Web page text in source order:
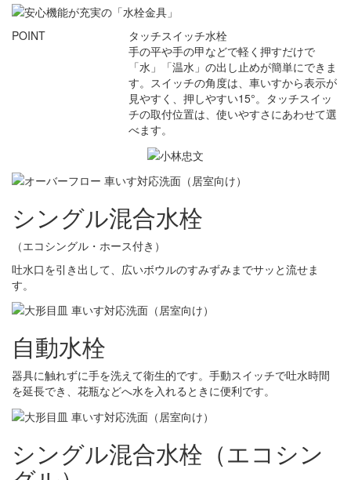
POINT
タッチスイッチ水栓
手の平や手の甲などで軽く押すだけで
「水」「温水」の出し止めが簡単にできま
す。スイッチの角度は、車いすから表示が
見やすく、押しやすい15°。タッチスイッ
チの取付位置は、使いやすさにあわせて選
べます。
シングル混合水栓
（エコシングル・ホース付き）
吐水口を引き出して、広いボウルのすみずみまでサッと流せま
す。
自動水栓
器具に触れずに手を洗えて衛生的です。手動スイッチで吐水時間
を延長でき、花瓶などへ水を入れるときに便利です。
シングル混合水栓（エコシン